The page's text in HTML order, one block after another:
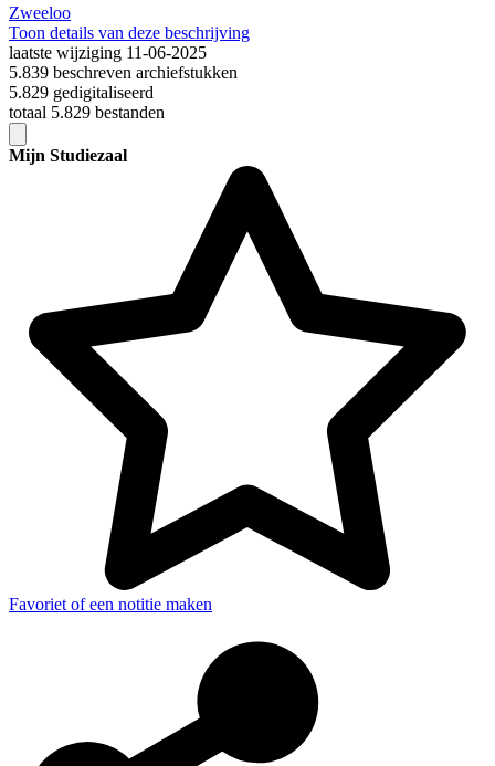
Zweeloo
Toon details van deze beschrijving
laatste wijziging 11-06-2025
5.839 beschreven archiefstukken
5.829 gedigitaliseerd
totaal 5.829 bestanden
Mijn Studiezaal
Favoriet of een notitie maken